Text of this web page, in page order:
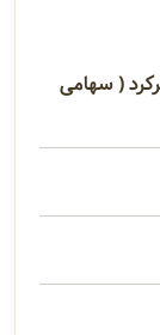
( سهامی